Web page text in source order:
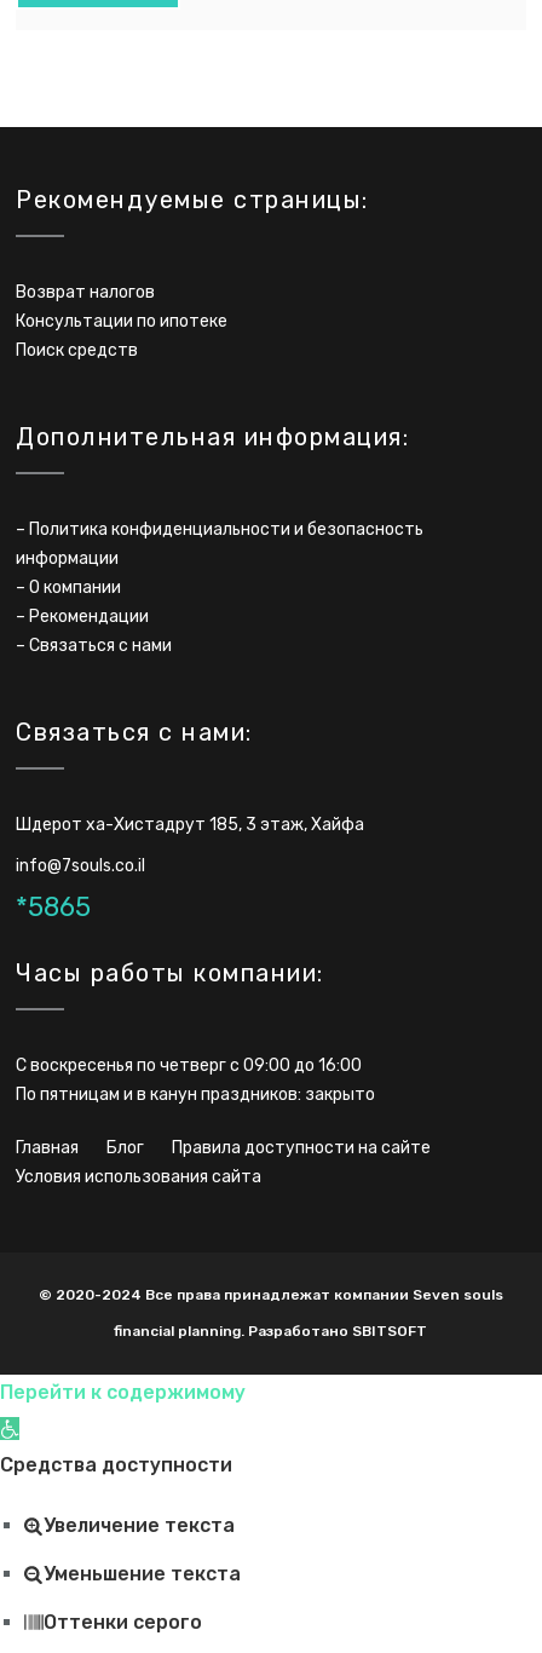
Рекомендуемые страницы:
Возврат налогов
Консультации по ипотеке
Поиск средств
Дополнительная информация:
– Политика конфиденциальности и безопасность
информации
–О компании
– Рекомендации
–Связаться с нами
Связаться с нами:
Шдерот ха-Хистадрут 185, 3 этаж, Хайфа
info@7souls.co.il
*5865
Часы работы компании:
С воскресенья по четверг с 09:00 до 16:00
По пятницам и в канун праздников: закрыто
главная блог
правила доступности на сайте
условия использования сайта
© 2020-2024 Все права принадлежат компании Seven souls
financial planning. Разработано SBITSOFT
Перейти к содержимому
Открыть панель инструментов
Средства доступности
Увеличение текста
Уменьшение текста
Оттенки серого